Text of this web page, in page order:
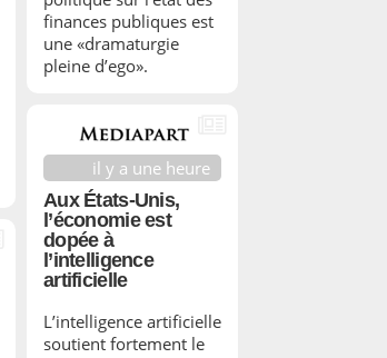
finances publiques est
une «dramaturgie
pleine d’ego».
il y a une heure
Aux États-Unis,
l’économie est
dopée à
l’intelligence
artificielle
L’intelligence artificielle
soutient fortement le